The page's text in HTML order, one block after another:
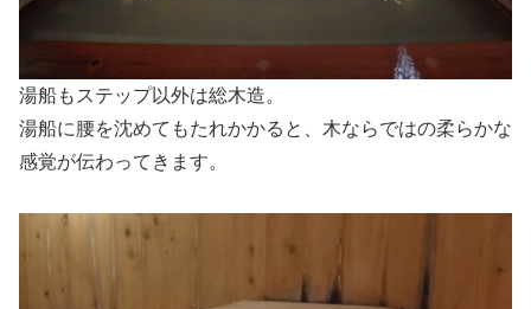
湯船もステップ以外は総木造。
湯船に腰を沈めてもたれかかると、木ならではの柔らかな
感覚が伝わってきます。